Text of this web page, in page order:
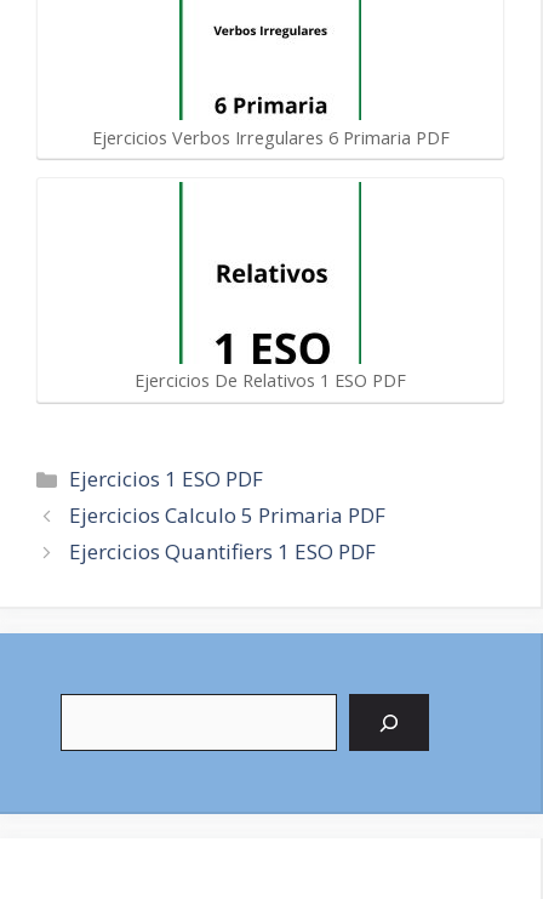
Ejercicios Verbos Irregulares 6 Primaria PDF
Ejercicios De Relativos 1 ESO PDF
Categorías
Ejercicios 1 ESO PDF
Navegación
de
entradas
Ejercicios Calculo 5 Primaria PDF
Ejercicios Quantifiers 1 ESO PDF